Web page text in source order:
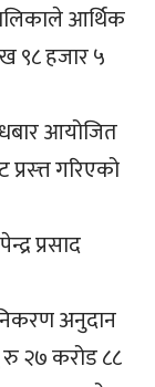
आर्थिक
९८ हजार ५
आयोजित
गरिएको
प्रसाद
अनुदान
२७ करोड ८८